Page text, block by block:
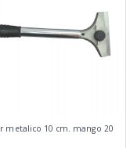
metalico 10 cm. mango 20